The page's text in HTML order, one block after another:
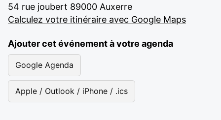
54 rue joubert 89000 Auxerre
Calculez votre itinéraire avec Google Maps
Ajouter cet événement à votre agenda
Google Agenda
Apple / Outlook / iPhone / .ics